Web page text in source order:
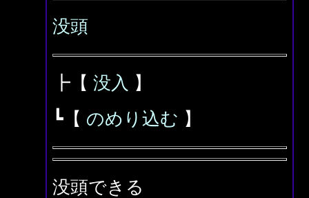
没頭
┣【 没入 】
┗【 のめり込む 】
没頭できる